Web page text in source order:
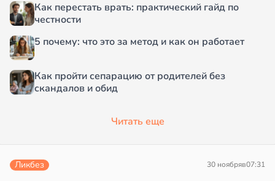
Как перестать врать: практический гайд по
честности
5 почему: что это за метод и как он работает
Как пройти сепарацию от родителей без
скандалов и обид
Читать еще
Ликбез 30 ноябряв07:31